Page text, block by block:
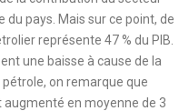
pays. Mais sur ce point, de
représente 47 % du PIB.
une baisse à cause de la
on remarque que
en moyenne de 3